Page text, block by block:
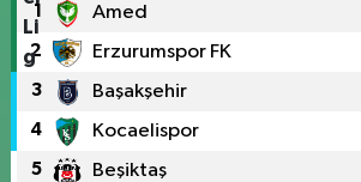
1 Amed
2 Erzurumspor FK
3 Başakşehir
4 Kocaelispor
5 Beşiktaş